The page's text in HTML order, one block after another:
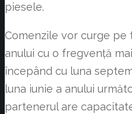
piesele.
Comenzile vor curge pe
anului cu o fregvență
începând cu luna
luna iunie a anului
partenerul are